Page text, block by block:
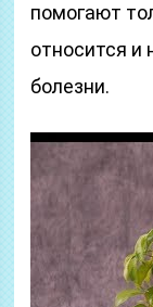
помогают
относится и
болезни.